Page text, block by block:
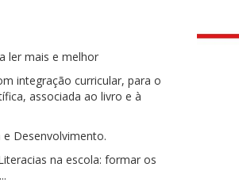
ler mais e melhor
integração curricular, para o
associada ao livro e à
Desenvolvimento.
na escola: formar os